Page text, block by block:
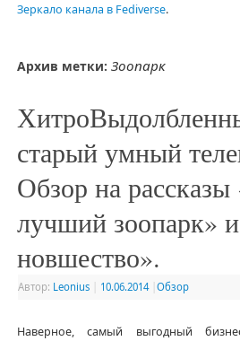
Зеркало канала в Fediverse.
Архив метки: Зоопарк
старый умный
Обзор на
лучший зоопарк»
новшество».
Автор: Leonius 10.06.2014 Обзор
Наверное, самый выгодный